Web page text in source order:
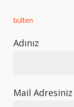
bülten
Adınız
Mail Adresiniz